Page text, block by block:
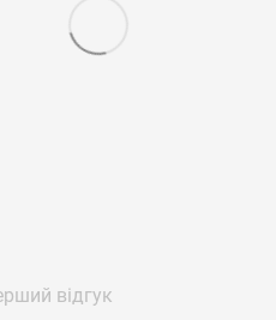
відгук